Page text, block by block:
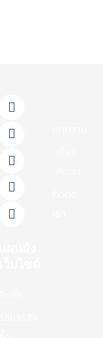
F
a
c
e
b
o
k
f
L
i
n
e
Y
o
u
t
u
b
T
i
k
t
o
k
I
n
s
t
a
g
a